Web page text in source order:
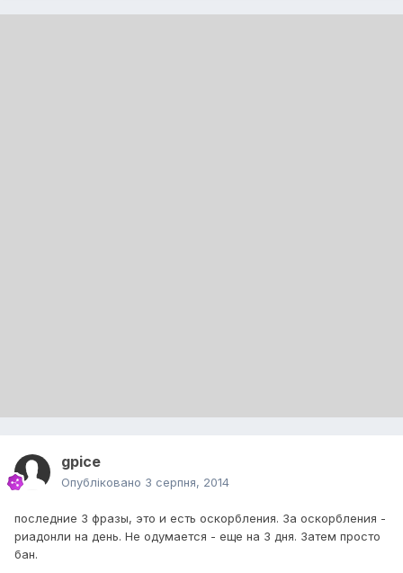
gpice
Опубліковано 3 серпня, 2014
последние 3 фразы, это и есть оскорбления. За оскорбления -
риадонли на день. Не одумается - еще на 3 дня. Затем просто
бан.